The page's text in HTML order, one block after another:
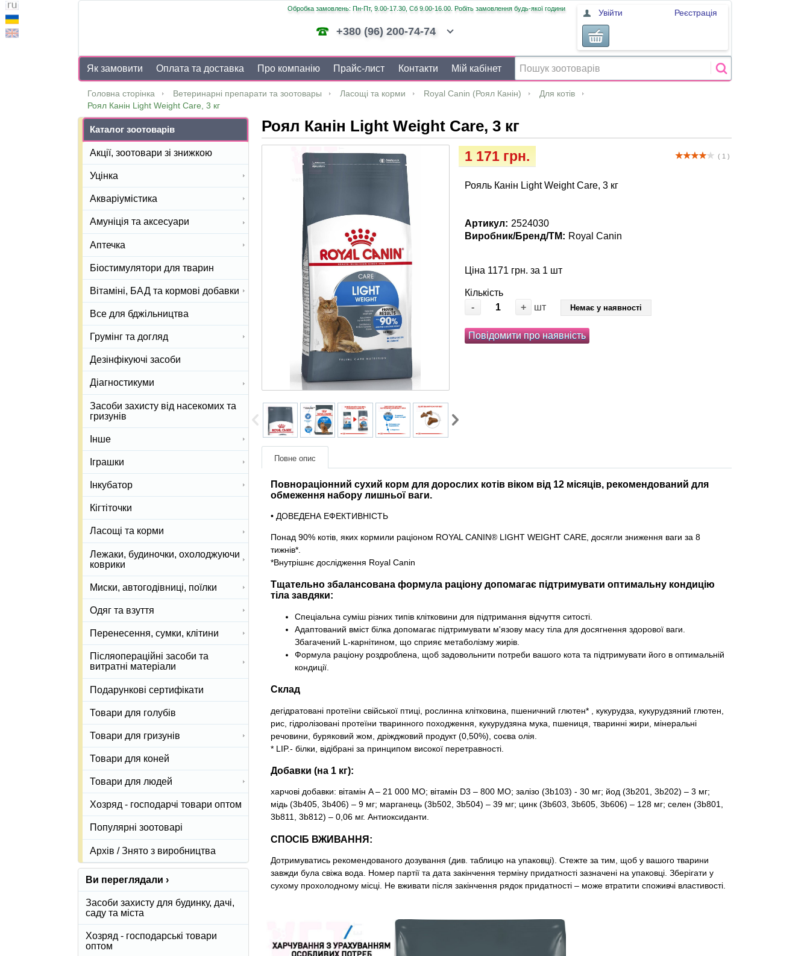
Обробка замовлень: Пн-Пт, 9.00-17.30, Сб 9.00-16.00. Робіть замовлення будь-якої години
+380 (96) 200-74-74
Увійти Реєстрація
Як замовити Оплата та доставка Про компанію Прайс-лист Контакти Мій кабінет
Головна сторінка Ветеринарні препарати та зоотовары Ласощі та корми Royal Canin (Роял Канін)
Для котів
Роял Канін Light Weight Care, 3 кг
Роял Канін Light Weight Care, 3 кг
( 1 )
1 171 грн.
Рояль Канін Light Weight Care, 3 кг
Артикул: 2524030
Виробник/Бренд/ТМ: Royal Canin
Ціна 1171 грн. за 1 шт
Кількість
-
+ шт Немає у наявності
Повідомити про наявність
Повне опис
Повнорацiонний сухий корм для дорослих котів віком від 12 місяців, рекомендований для
обмеження набору лишньої ваги.
• ДОВЕДЕНА ЕФЕКТИВНІСТЬ
Понад 90% котів, яких кормили раціоном ROYAL CANIN® LIGHT WEIGHT CARE, досягли зниження ваги за 8
тижнів*.
*Внутрішнє дослідження Royal Canin
Тщательно збалансована формула раціону допомагає підтримувати оптимальну кондицію
тіла завдяки:
Спеціальна суміш різних типів клітковини для підтримання відчуття ситості.
Адаптований вміст білка допомагає підтримувати м'язову масу тіла для досягнення здорової ваги.
Збагачений L-карнітином, що сприяє метаболізму жирів.
Формула раціону роздроблена, щоб задовольнити потреби вашого кота та підтримувати його в оптимальній
кондиції.
Склад
дегідратовані протеїни свійської птиці, рослинна клітковина, пшеничний глютен* , кукурудза, кукурудзяний глютен,
рис, гідролізовані протеїни тваринного походження, кукурудзяна мука, пшениця, тваринні жири, мінеральні
речовини, буряковий жом, дріжджовий продукт (0,50%), соєва олія.
* LIP.- білки, відібрані за принципом високої перетравності.
Добавки (на 1 кг):
харчові добавки: вітамін A – 21 000 MO; вітамін D3 – 800 MO; залізо (3b103) - 30 мг; йод (3b201, 3b202) – 3 мг;
мiдь (3b405, 3b406) – 9 мг; марганець (3b502, 3b504) – 39 мг; цинк (3b603, 3b605, 3b606) – 128 мг; селен (3b801,
3b811, 3b812) – 0,06 мг. Антиоксиданти.
СПОСІБ ВЖИВАННЯ:
Дотримуватись рекомендованого дозування (див. таблицю на упаковці). Стежте за тим, щоб у вашого тварини
завжди була свіжа вода. Номер партії та дата закінчення терміну придатності зазначені на упаковці. Зберігати у
сухому прохолодному мiсцi. Не вживати після закінчення рядок придатності – може втратити споживчі властивості.
Каталог зоотоварів
Акції, зоотовари зі знижкою
Уцінка
Акваріумістика
Амуніція та аксесуари
Аптечка
Біостимулятори для тварин
Вітаміні, БАД та кормові добавки
Все для бджільництва
Грумінг та догляд
Дезінфікуючі засоби
Діагностикуми
Засоби захисту від насекомих та
гризунів
Інше
Іграшки
Інкубатор
Кігтіточки
Ласощі та корми
Лежаки, будиночки, охолоджуючи
коврики
Миски, автогодівниці, поїлки
Одяг та взуття
Перенесення, сумки, клітини
Післяопераційні засоби та
витратні матеріали
Подарункові сертифікати
Товари для голубів
Товари для гризунів
Товари для коней
Товари для людей
Хозряд - господарчі товари оптом
Популярні зоотоварі
Архів / Знято з виробництва
Ви переглядали ›
Засоби захисту для будинку, дачі,
саду та міста
Хозряд - господарські товари
оптом